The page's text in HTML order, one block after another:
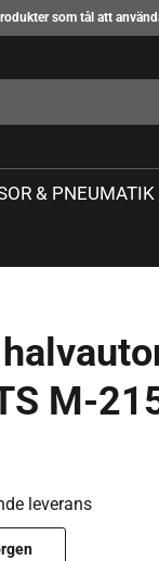
som tål att
& PNEUMATIK
M-
leverans